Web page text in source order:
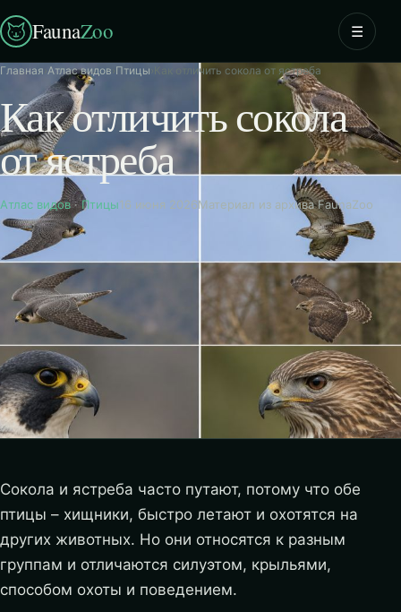
FaunaZoo ☰
Главная Атлас видов Птицы Как отличить сокола от ястреба
Как отличить сокола
от ястреба
Атлас видов·Птицы16 июня 2026Материал из архива FaunaZoo
Сокола и ястреба часто путают, потому что обе
птицы – хищники, быстро летают и охотятся на
других животных. Но они относятся к разным
группам и отличаются силуэтом, крыльями,
способом охоты и поведением.